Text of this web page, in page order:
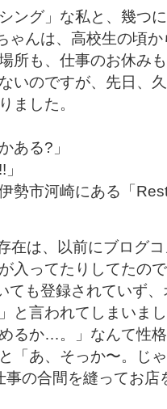
ング」な私と、幾つ
ゃんは、高校生の頃
所も、仕事のお休み
いのですが、先日、
ました。
ある?」
勢市河崎にある「
在は、以前にブログ
入ってたりしてたの
ても登録されていず
と言われてしまいま
るか…。」なんて性
「あ、そっか〜。じ
事の合間を縫ってお店